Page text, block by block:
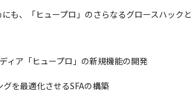
も、「ヒュープロ」のさらなるグロースハック
ィア「ヒュープロ」の新規機能の開発
を最適化させるSFAの構築